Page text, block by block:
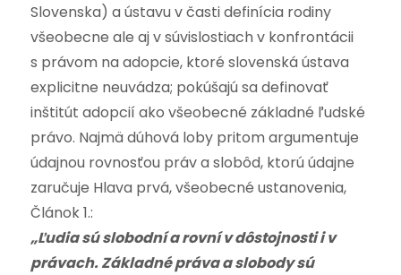
Slovenska) a ústavu v časti definícia rodiny
všeobecne ale aj v súvislostiach v konfrontácii
s právom na adopcie, ktoré slovenská ústava
explicitne neuvádza; pokúšajú sa definovať
inštitút adopcií ako všeobecné základné ľudské
právo. Najmä dúhová loby pritom argumentuje
údajnou rovnosťou práv a slobôd, ktorú údajne
zaručuje Hlava prvá, všeobecné ustanovenia,
Článok 1.:
„Ľudia sú slobodní a rovní v dôstojnosti i v
právach. Základné práva a slobody sú